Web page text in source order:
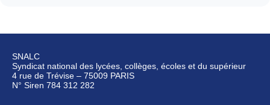
SNALC
Syndicat national des lycées, collèges, écoles et du supérieur
4 rue de Trévise – 75009 PARIS
N° Siren 784 312 282